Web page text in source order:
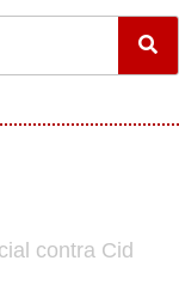
contra Cid